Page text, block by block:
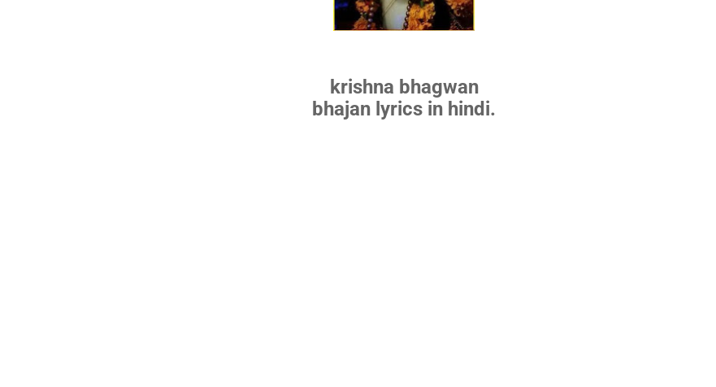
krishna bhagwan
bhajan lyrics in hindi.